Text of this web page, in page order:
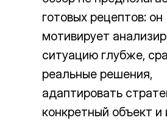
готовых рецептов: он
мотивирует
ситуацию глубже,
реальные решения,
адаптировать
конкретный объект и